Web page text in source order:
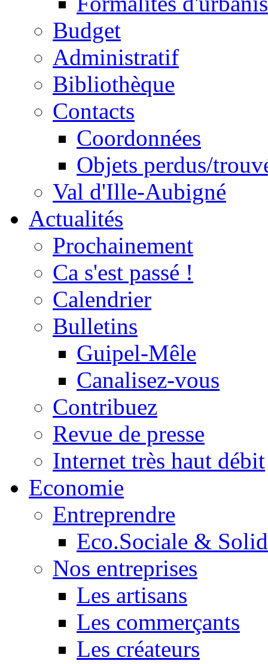
Budget
Administratif
Bibliothèque
Contacts
Coordonnées
Objets perdus/
Val d'Ille-Aubigné
Actualités
Prochainement
Ca s'est passé !
Calendrier
Bulletins
Guipel-Mêle
Canalisez-vous
Contribuez
Revue de presse
Internet très haut débit
Economie
Entreprendre
Eco.Sociale &
Nos entreprises
Les artisans
Les commerçants
Les créateurs